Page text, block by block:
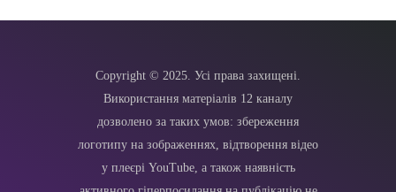
Copyright © 2025. Усі права захищені.
Використання матеріалів 12 каналу
дозволено за таких умов: збереження
логотипу на зображеннях, відтворення відео
у плеєрі YouTube, а також наявність